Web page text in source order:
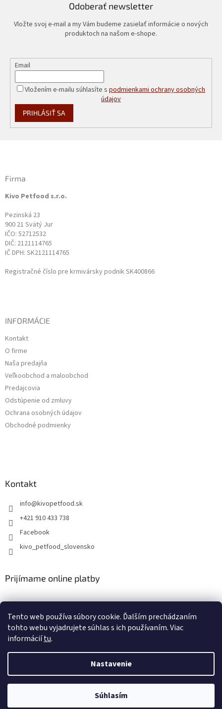
Tento web používa súbory cookie. Ďalším prechádzaním
tohto webu vyjadrujete súhlas s ich používaním. Viac
informáciítu.
Nastavenie
Súhlasím
Odoberať newsletter
Vložte svoj e-mail a my Vám budeme zasielať informácie o nových
produktoch na našom e-shope.
Email
Vložením e-mailu súhlasíte s podmienkami ochrany osobných
údajov
PRIHLÁSIŤ SA
Firma
Kivo Petfood s.r.o.
Pezinská 23
900 21 Svätý Jur
IČO: 52712532
DIČ: 2121114765
IČ DPH: SK2121114765
Registračné číslo pre krmivársky podnik SK400866
INFORMÁCIE
Kontakt
O firme
Naša predajňa
Veľkoobchod a maloobchod
Predajcovia
Odstúpenie od zmluvy
Ochrana osobných údajov
Obchodné podmienky
Kontakt
info@kivopetfood.sk
+421 910 433 738
Facebook
kivo_petfood_slovensko
Prijímame online platby
Copyright 2026Doprajte svojim štvornohým miláčikom
vysokokvalitné krmivo pre ich zdravý rast a vývoj.. Všetky
práva vyhradené.